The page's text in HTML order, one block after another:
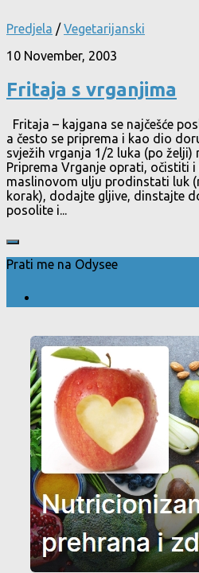
Predjela /Vegetarijanski
10 November, 2003
Fritaja s vrganjima
Fritaja – kajgana se najčešće
a često se priprema i kao dio
svježih vrganja 1/2 luka (po
Priprema Vrganje oprati, očistiti i
maslinovom ulju prodinstati luk
korak), dodajte gljive, dinstajte
posolite i...
Prati me na Odysee